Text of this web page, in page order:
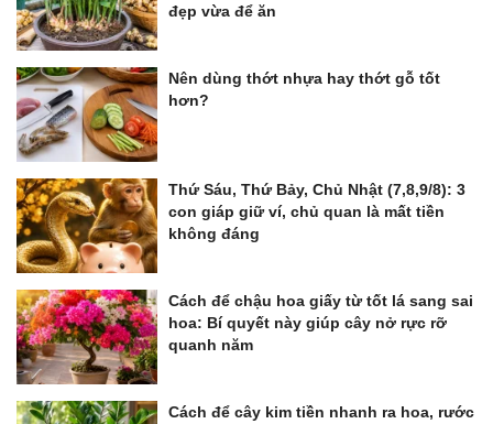
đẹp vừa để ăn
Nên dùng thớt nhựa hay thớt gỗ tốt
hơn?
Thứ Sáu, Thứ Bảy, Chủ Nhật (7,8,9/8): 3
con giáp giữ ví, chủ quan là mất tiền
không đáng
Cách để chậu hoa giấy từ tốt lá sang sai
hoa: Bí quyết này giúp cây nở rực rỡ
quanh năm
Cách để cây kim tiền nhanh ra hoa, rước